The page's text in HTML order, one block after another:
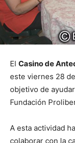
El Casino de
este viernes 28
objetivo de
Fundación
A esta actividad
colaborar con la